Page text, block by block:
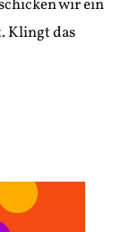
wir ein
Klingt das